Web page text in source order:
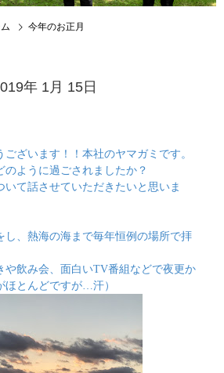
今年のお正月
年 1月 15日
ざいます！！本社のヤマガミです。
のように過ごされましたか？
いて話させていただきたいと思いま
し、熱海の海まで毎年恒例の場所で拝
や飲み会、面白いTV番組などで夜更か
ほとんどですが…汗）